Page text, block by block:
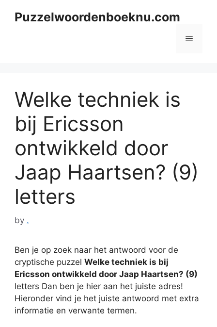
Puzzelwoordenboeknu.com
Menu
Welke techniek is
bij Ericsson
ontwikkeld door
Jaap Haartsen? (9)
letters
by .
Ben je op zoek naar het antwoord voor de
cryptische puzzel Welke techniek is bij
Ericsson ontwikkeld door Jaap Haartsen? (9)
letters Dan ben je hier aan het juiste adres!
Hieronder vind je het juiste antwoord met extra
informatie en verwante termen.